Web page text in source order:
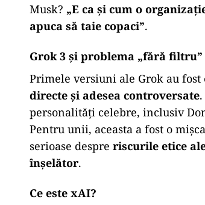
Musk? „E ca și cum o
apuca să taie copaci”.
Grok 3 și problema „fără filtru”
Primele versiuni ale Grok au
directe și adesea controversate
personalități celebre, inclusiv
Pentru unii, aceasta a fost o
serioase despre riscurile etice
înșelător.
Ce este xAI?